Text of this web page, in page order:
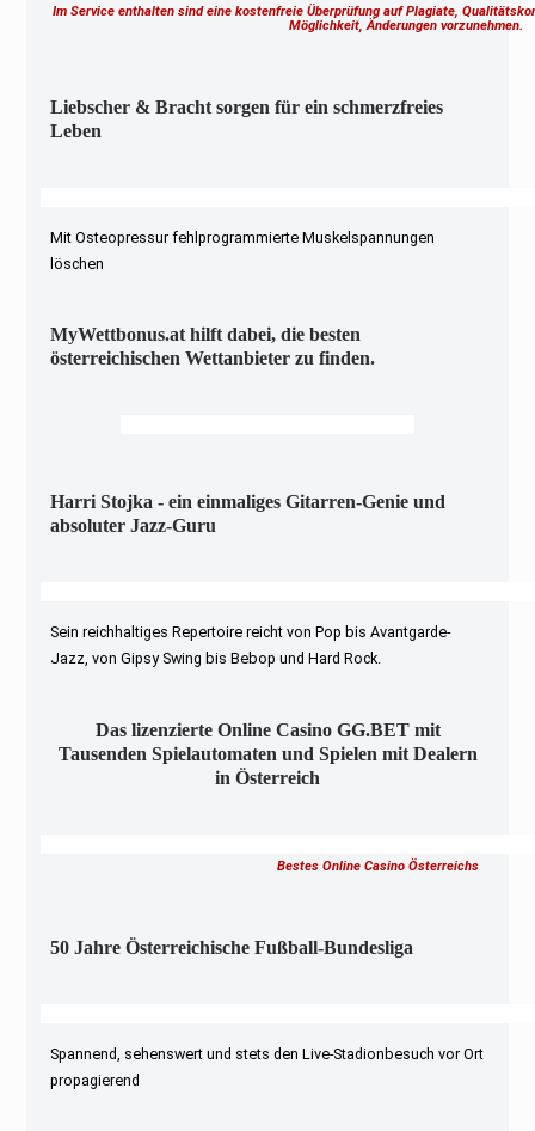
Im Service enthalten sind eine kostenfreie Überprüfung auf Plagiate,
Möglichkeit, Änderungen vorzunehmen.
Liebscher & Bracht sorgen für ein schmerzfreies
Leben
Mit Osteopressur fehlprogrammierte Muskelspannungen
löschen
MyWettbonus.at hilft dabei, die besten
österreichischen Wettanbieter zu finden.
Harri Stojka - ein einmaliges Gitarren-Genie und
absoluter Jazz-Guru
Sein reichhaltiges Repertoire reicht von Pop bis Avantgarde-
Jazz, von Gipsy Swing bis Bebop und Hard Rock.
Das lizenzierte Online Casino GG.BET mit
Tausenden Spielautomaten und Spielen mit Dealern
in Österreich
Bestes Online Casino Österreichs
50 Jahre Österreichische Fußball-Bundesliga
Spannend, sehenswert und stets den Live-Stadionbesuch vor Ort
propagierend